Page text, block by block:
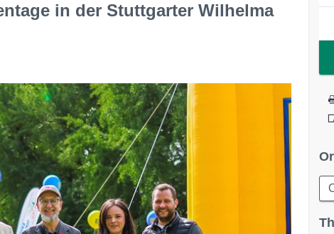
in der Stuttgarter Wilhelma